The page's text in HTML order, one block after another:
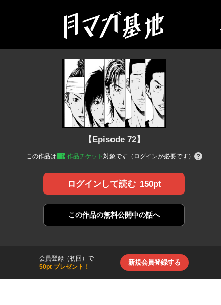
【Episode 72】
この作品は 作品チケット 対象です（ログインが必要です）
ログインして読む 150pt
この作品の無料公開中の話へ
会員登録（初回）で
50pt プレゼント！
新規会員登録する